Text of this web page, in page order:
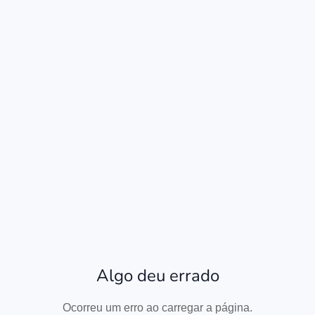
Algo deu errado
Ocorreu um erro ao carregar a página.